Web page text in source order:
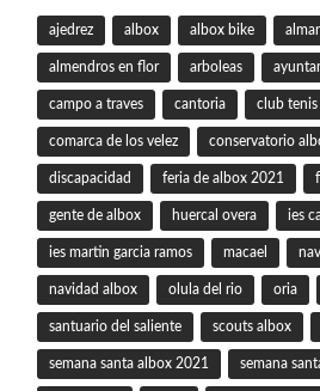
ajedrez albox albox bike
almendros en flor arboleas
campo a traves cantoria club
comarca de los velez conservatorio
discapacidad feria de albox 2021
gente de albox huercal overa ies
ies martin garcia ramos macael
navidad albox olula del rio oria
santuario del saliente scouts albox
semana santa albox 2021 semana